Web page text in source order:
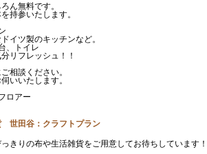
ん無料です。
持参いたします。
イツ製のキッチンなど。
、トイレ
リフレッシュ！！
相談ください。
いいたします。
ロアー
世田谷：クラフトプラン
きりの布や生活雑貨をご用意してお待ちしています！